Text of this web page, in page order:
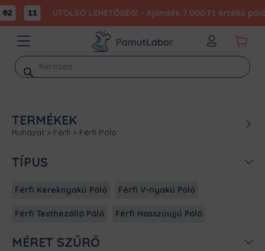
11 UTOLSÓ LEHETŐSÉG! - Ajándék 7.000 Ft értékű
Products
search
TERMÉKEK
Ruházat > Férfi > Férfi Póló
TÍPUS
Férfi Kereknyakú Póló Férfi V-nyakú Póló
Férfi Testhezálló Póló Férfi Hosszúujjú Póló
MÉRET SZŰRŐ